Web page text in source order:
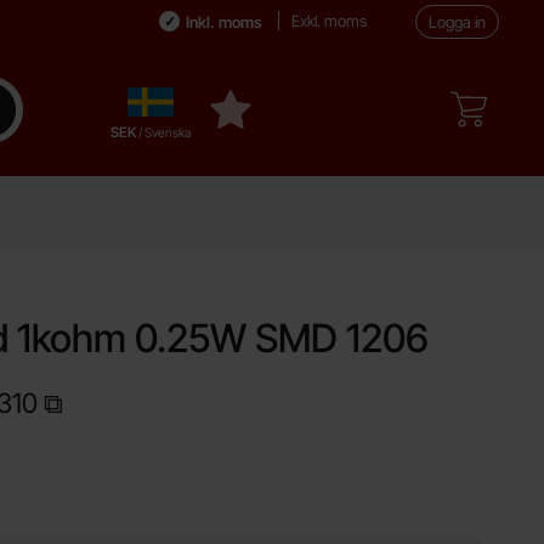
Inkl. moms Exkl. moms Logga in
sökningSverige
,SEK / Svenska
Mina favoriter
0.25W SMD 1206